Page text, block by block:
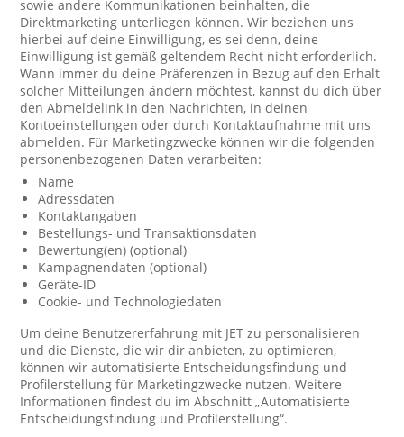
sowie andere Kommunikationen beinhalten, die
Direktmarketing unterliegen können. Wir beziehen uns
hierbei auf deine Einwilligung, es sei denn, deine
Einwilligung ist gemäß geltendem Recht nicht erforderlich.
Wann immer du deine Präferenzen in Bezug auf den Erhalt
solcher Mitteilungen ändern möchtest, kannst du dich über
den Abmeldelink in den Nachrichten, in deinen
Kontoeinstellungen oder durch Kontaktaufnahme mit uns
abmelden. Für Marketingzwecke können wir die folgenden
personenbezogenen Daten verarbeiten:
Name
Adressdaten
Kontaktangaben
Bestellungs- und Transaktionsdaten
Bewertung(en) (optional)
Kampagnendaten (optional)
Geräte-ID
Cookie- und Technologiedaten
Um deine Benutzererfahrung mit JET zu personalisieren
und die Dienste, die wir dir anbieten, zu optimieren,
können wir automatisierte Entscheidungsfindung und
Profilerstellung für Marketingzwecke nutzen. Weitere
Informationen findest du im Abschnitt „Automatisierte
Entscheidungsfindung und Profilerstellung“.